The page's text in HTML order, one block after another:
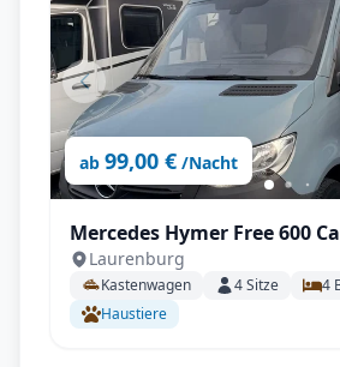
ab 99,00 € /Nacht
Mercedes Hymer Free 600
Automatik, Aufstelldach,
Laurenburg
Kastenwagen 4Sitze 4
Haustiere